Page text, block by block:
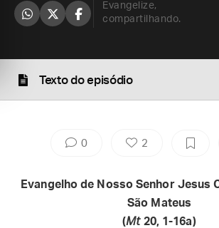
Evangelize,
compartilhando.
Texto do episódio
0 2
Evangelho de Nosso Senhor Jesus
São Mateus
(Mt20, 1-16a)